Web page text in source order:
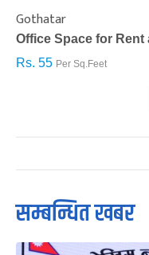
Gothatar
Office Space for Rent
Rs. 55 Per Sq.Feet
सम्बन्धित खबर